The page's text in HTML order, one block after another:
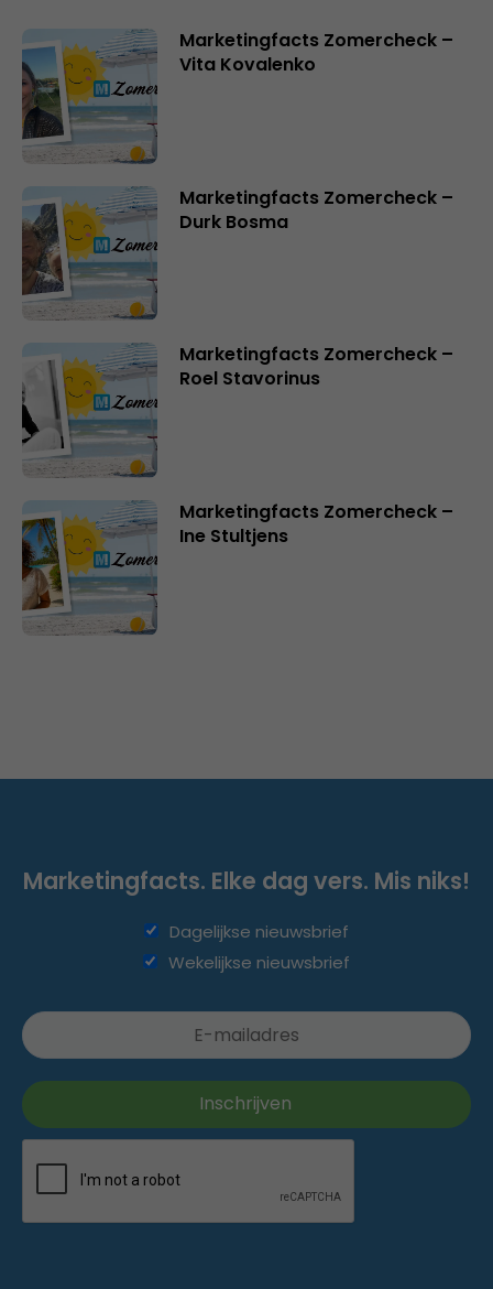
Marketingfacts Zomercheck –
Vita Kovalenko
Marketingfacts Zomercheck –
Durk Bosma
Marketingfacts Zomercheck –
Roel Stavorinus
Marketingfacts Zomercheck –
Ine Stultjens
Marketingfacts. Elke dag vers. Mis niks!
Dagelijkse nieuwsbrief
Wekelijkse nieuwsbrief